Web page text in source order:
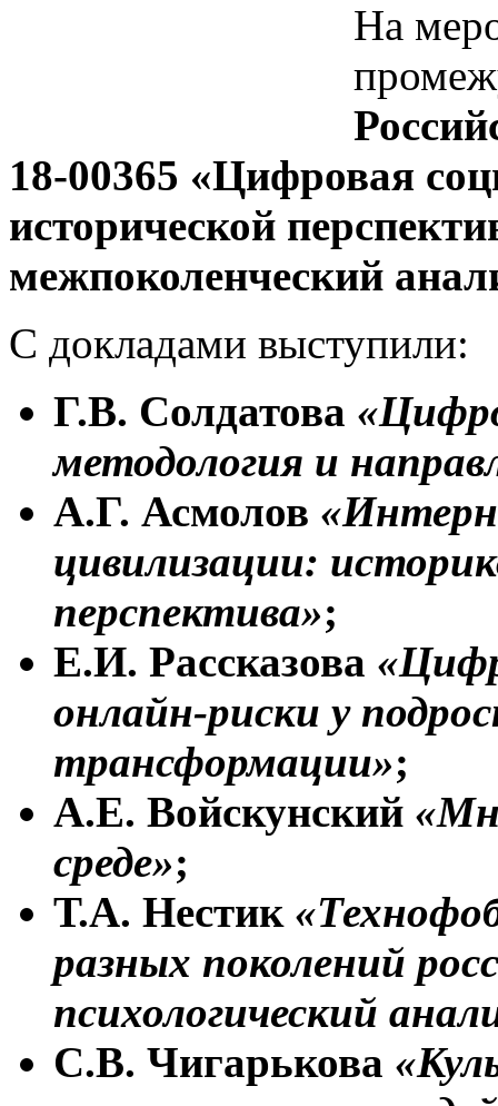
На
18-00365 «Цифровая
исторической
межпоколенческий
С докладами выступили:
Г.В. Солдатова
методология и
А.Г. Асмолов
цивилизации:
перспектива»;
Е.И. Рассказова
онлайн-риски у
трансформации»;
А.Е. Войскунский
среде»;
Т.А. Нестик
разных поколений
психологический
С.В. Чигарькова